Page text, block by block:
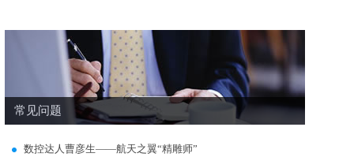
常见问题
数控达人曹彦生——航天之翼“精雕师”